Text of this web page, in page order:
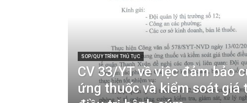
SOP/QUY TRÌNH THỦ TỤC
CV 33/YT về việc đảm bảo
ứng thuốc và kiểm soát giá